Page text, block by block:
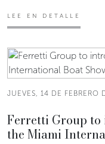
LEE EN DETALLE
JUEVES, 14 DE FEBRERO
Ferretti Group to
the Miami